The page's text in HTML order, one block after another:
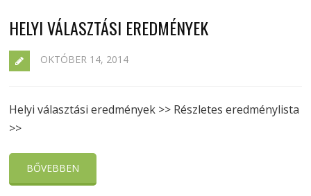
HELYI VÁLASZTÁSI EREDMÉNYEK
OKTÓBER 14, 2014
Helyi választási eredmények >> Részletes eredménylista
>>
BŐVEBBEN